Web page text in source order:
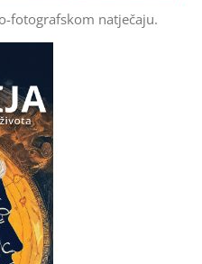
fotografskom natječaju.